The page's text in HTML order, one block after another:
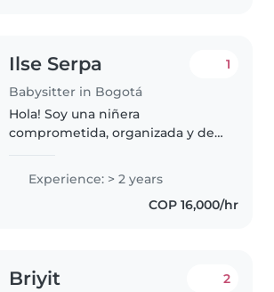
Ilse Serpa
Babysitter in Bogotá
1
Hola! Soy una niñera
comprometida, organizada y de
últimos 2 años y medio, he
trabajado con una misma familia
cuidando a dos hermanos: un
Experience: > 2 years
COP 16,000/hr
Briyit 2